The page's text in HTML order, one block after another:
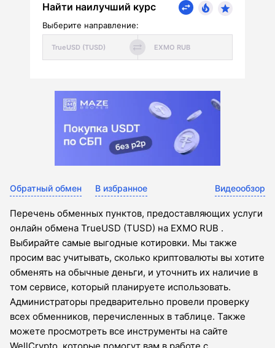
Найти наилучший курс
Выберите направление:
Обратный обмен В избранное Видеообзор
Перечень обменных пунктов, предоставляющих услуги
онлайн обмена TrueUSD (TUSD) на EXMO RUB .
Выбирайте самые выгодные котировки. Мы также
просим вас учитывать, сколько криптовалюты вы хотите
обменять на обычные деньги, и уточнить их наличие в
том сервисе, который планируете использовать.
Администраторы предварительно провели проверку
всех обменников, перечисленных в таблице. Также
можете просмотреть все инструменты на сайте